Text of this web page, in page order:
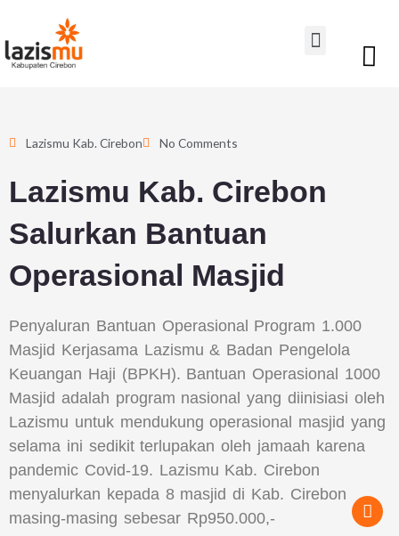
konten
Lazismu Kab. Cirebon No Comments
Lazismu Kab. Cirebon
Salurkan Bantuan
Operasional Masjid
Penyaluran Bantuan Operasional Program 1.000
Masjid Kerjasama Lazismu & Badan Pengelola
Keuangan Haji (BPKH). Bantuan Operasional 1000
Masjid adalah program nasional yang diinisiasi oleh
Lazismu untuk mendukung operasional masjid yang
selama ini sedikit terlupakan oleh jamaah karena
pandemic Covid-19. Lazismu Kab. Cirebon
menyalurkan kepada 8 masjid di Kab. Cirebon
masing-masing sebesar Rp950.000,-